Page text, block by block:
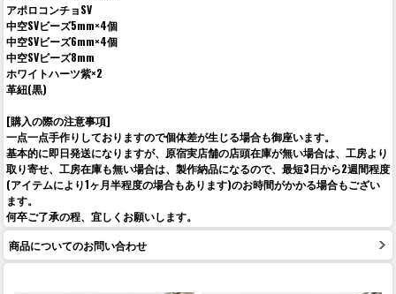
アポロコンチョSV
中空SVビーズ5mm×4個
中空SVビーズ6mm×4個
中空SVビーズ8mm
ホワイトハーツ紫×2
革紐(黒)
[購入の際の注意事項]
一点一点手作りしておりますので個体差が生じる場合も御座います。
基本的に即日発送になりますが、原宿実店舗の店頭在庫が無い場合は、工房より
取り寄せ、工房在庫も無い場合は、製作納品になるので、最短3日から2週間程度
(アイテムにより1ヶ月半程度の場合もあります)のお時間がかかる場合もござい
ます。
何卒ご了承の程、宜しくお願いします。
商品についてのお問い合わせ